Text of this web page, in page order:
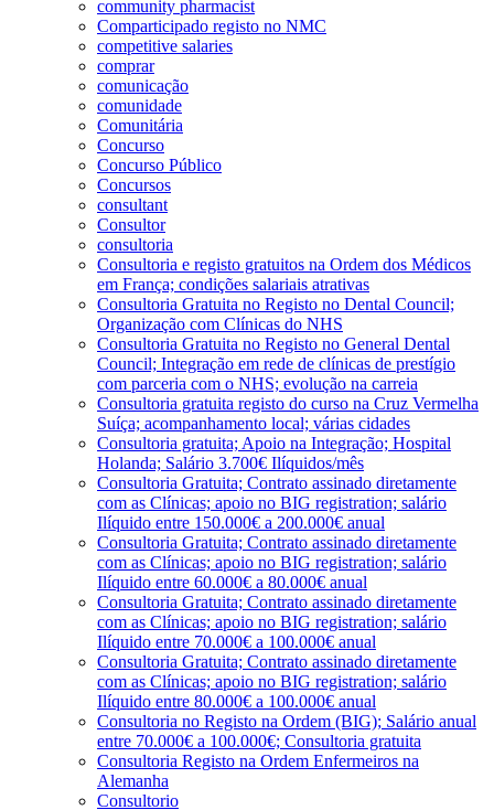
community pharmacist
Comparticipado registo no NMC
competitive salaries
comprar
comunicação
comunidade
Comunitária
Concurso
Concurso Público
Concursos
consultant
Consultor
consultoria
Consultoria e registo gratuitos na Ordem dos Médicos
em França; condições salariais atrativas
Consultoria Gratuita no Registo no Dental Council;
Organização com Clínicas do NHS
Consultoria Gratuita no Registo no General Dental
Council; Integração em rede de clínicas de prestígio
com parceria com o NHS; evolução na carreia
Consultoria gratuita registo do curso na Cruz Vermelha
Suíça; acompanhamento local; várias cidades
Consultoria gratuita; Apoio na Integração; Hospital
Holanda; Salário 3.700€ Ilíquidos/mês
Consultoria Gratuita; Contrato assinado diretamente
com as Clínicas; apoio no BIG registration; salário
Ilíquido entre 150.000€ a 200.000€ anual
Consultoria Gratuita; Contrato assinado diretamente
com as Clínicas; apoio no BIG registration; salário
Ilíquido entre 60.000€ a 80.000€ anual
Consultoria Gratuita; Contrato assinado diretamente
com as Clínicas; apoio no BIG registration; salário
Ilíquido entre 70.000€ a 100.000€ anual
Consultoria Gratuita; Contrato assinado diretamente
com as Clínicas; apoio no BIG registration; salário
Ilíquido entre 80.000€ a 100.000€ anual
Consultoria no Registo na Ordem (BIG); Salário anual
entre 70.000€ a 100.000€; Consultoria gratuita
Consultoria Registo na Ordem Enfermeiros na
Alemanha
Consultorio